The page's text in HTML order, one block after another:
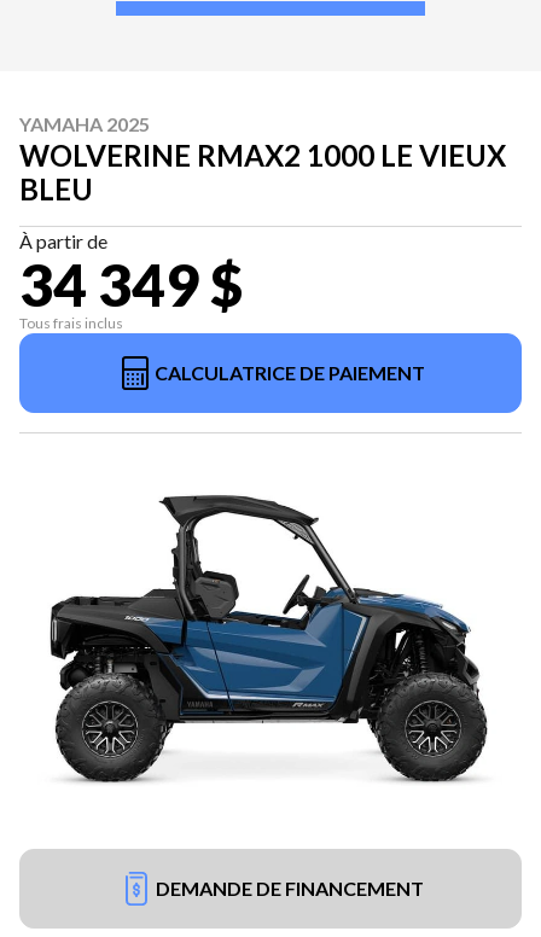
YAMAHA 2025
WOLVERINE RMAX2 1000 LE VIEUX
BLEU
À partir de
34 349 $
Tous frais inclus
CALCULATRICE DE PAIEMENT
DEMANDE DE FINANCEMENT